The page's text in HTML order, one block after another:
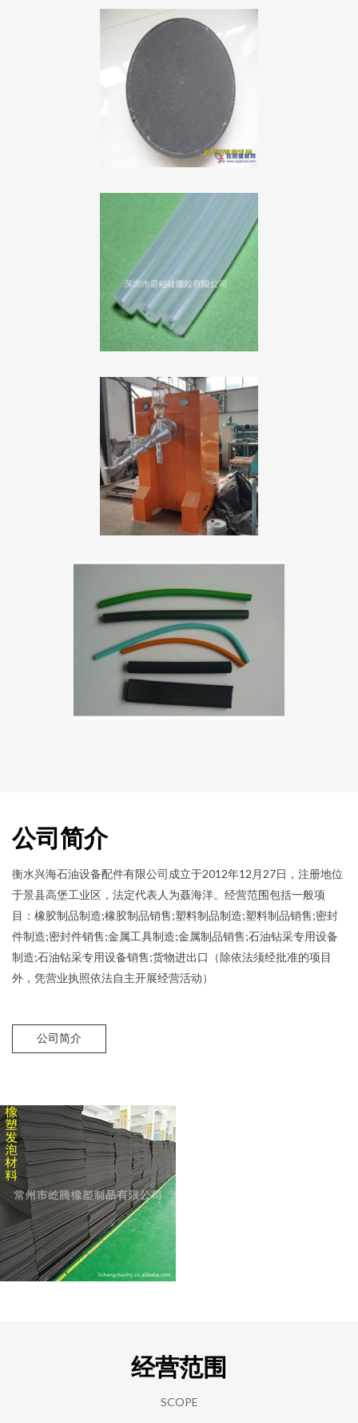
公司简介
衡水兴海石油设备配件有限公司成立于2012年12月27日，注册地位
于景县高堡工业区，法定代表人为聂海洋。经营范围包括一般项
目：橡胶制品制造;橡胶制品销售;塑料制品制造;塑料制品销售;密封
件制造;密封件销售;金属工具制造;金属制品销售;石油钻采专用设备
制造;石油钻采专用设备销售;货物进出口（除依法须经批准的项目
外，凭营业执照依法自主开展经营活动）
公司简介
经营范围
SCOPE